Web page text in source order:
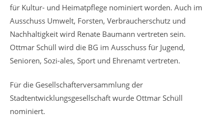
für Kultur- und Heimatpflege nominiert worden. Auch im
Ausschuss Umwelt, Forsten, Verbraucherschutz und
Nachhaltigkeit wird Renate Baumann vertreten sein.
Ottmar Schüll wird die BG im Ausschuss für Jugend,
Senioren, Sozi-ales, Sport und Ehrenamt vertreten.
Für die Gesellschafterversammlung der
Stadtentwicklungsgesellschaft wurde Ottmar Schüll
nominiert.